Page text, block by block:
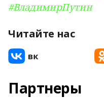
#ВладимирПутин
Читайте нас
Партнеры